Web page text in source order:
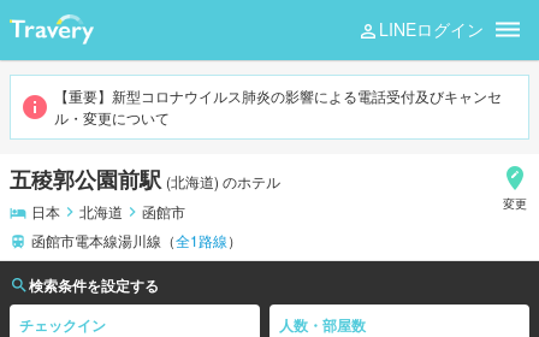
LINEログイン
【重要】新型コロナウイルス肺炎の影響による電話受付及びキャンセ
ル・変更について
五稜郭公園前駅 (北海道) のホテル
日本
北海道 函館市 変更
函館市電本線湯川線 （全1路線）
検索条件を設定する
チェックイン
人数・部屋数